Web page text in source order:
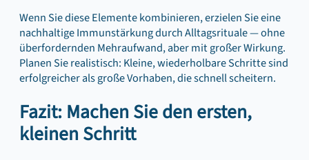
Wenn Sie diese Elemente kombinieren, erzielen Sie eine
nachhaltige Immunstärkung durch Alltagsrituale — ohne
überfordernden Mehraufwand, aber mit großer Wirkung.
Planen Sie realistisch: Kleine, wiederholbare Schritte sind
erfolgreicher als große Vorhaben, die schnell scheitern.
Fazit: Machen Sie den ersten,
kleinen Schritt